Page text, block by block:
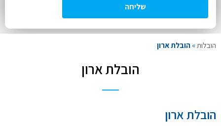
שליחה
הובלות » הובלת ארון
הובלת ארון
הובלת ארון